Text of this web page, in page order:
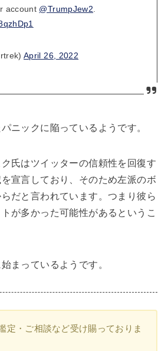
account @TrumpJew2
April 26, 2022
ニックに陥っているようです。
氏はツイッターの信頼性を回復す
宣言しており、そのため左派のボ
だと言われています。つまり彼ら
が多かった可能性があるというこ
まっているようです。
定・ご相談など受け賜っておりま